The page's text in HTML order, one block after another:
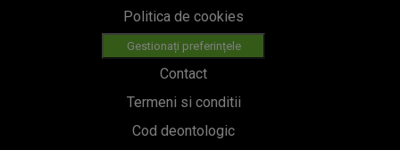
Politica de cookies
Gestionați preferințele
Contact
Termeni si conditii
Cod deontologic